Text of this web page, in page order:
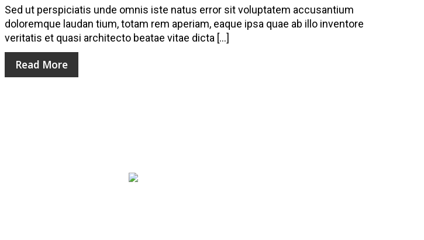
Sed ut perspiciatis unde omnis iste natus error sit voluptatem accusantium
doloremque laudan tium, totam rem aperiam, eaque ipsa quae ab illo inventore
veritatis et quasi architecto beatae vitae dicta […]
Read More